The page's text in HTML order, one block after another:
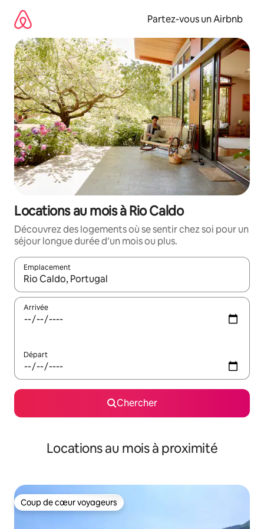
directement
contenu
Partez-vous un Airbnb
Locations au mois à Rio Caldo
Découvrez des logements où se sentir chez soi pour un
séjour longue durée d’un mois ou plus.
Emplacement
Quand les résultats sont affichés, parcourez-les en utilisant
Arrivée
Départ
Chercher
Locations au mois à proximité
Coup de cœur voyageurs
Coup de cœur voyageurs